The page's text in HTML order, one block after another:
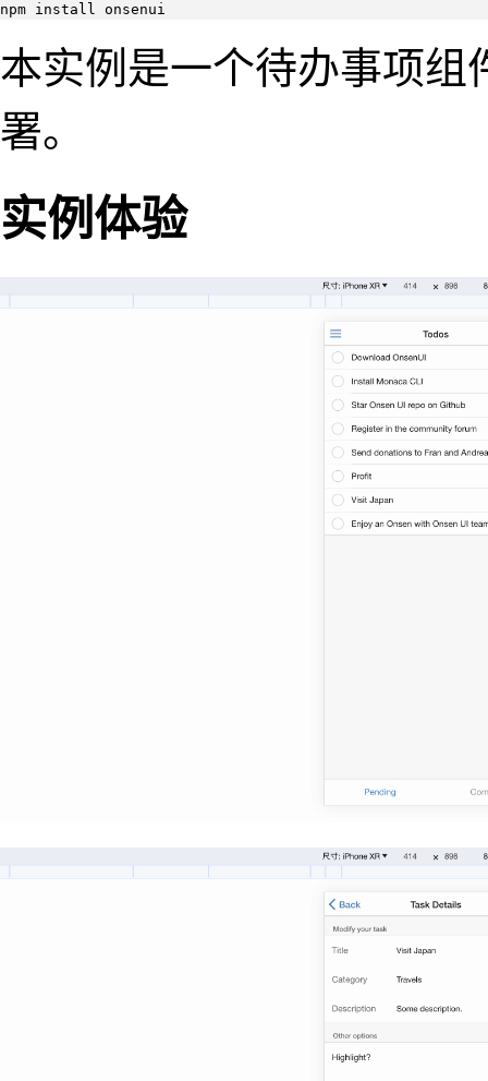
npm install onsenui
本实例是一个待办事项组
署。
实例体验